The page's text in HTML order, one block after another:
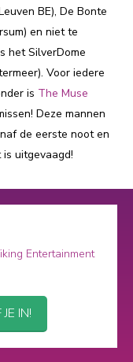
BE), De Bonte
en niet te
het SilverDome
Voor iedere
is The Muse
Deze mannen
de eerste noot en
uitgevaagd!
Entertainment
IN!